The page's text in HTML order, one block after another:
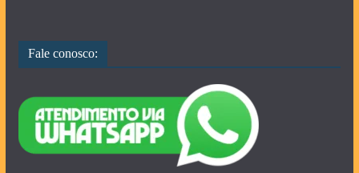
Fale conosco: